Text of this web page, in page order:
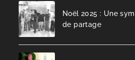
Noël 2025 : Une
de partage